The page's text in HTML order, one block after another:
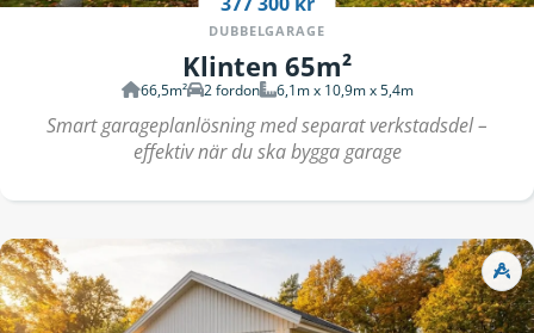
DUBBELGARAGE
Klinten 65m²
66,5m² 2 fordon 6,1m x 10,9m x 5,4m
Smart garageplanlösning med separat verkstadsdel –
effektiv när du ska bygga garage